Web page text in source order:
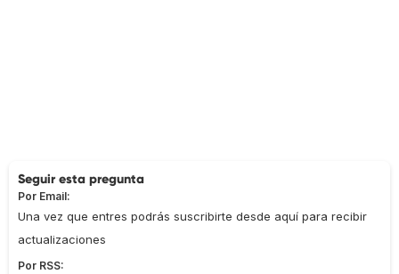
Seguir esta pregunta
Por Email:
Una vez que entres podrás suscribirte desde aquí para recibir
actualizaciones
Por RSS: